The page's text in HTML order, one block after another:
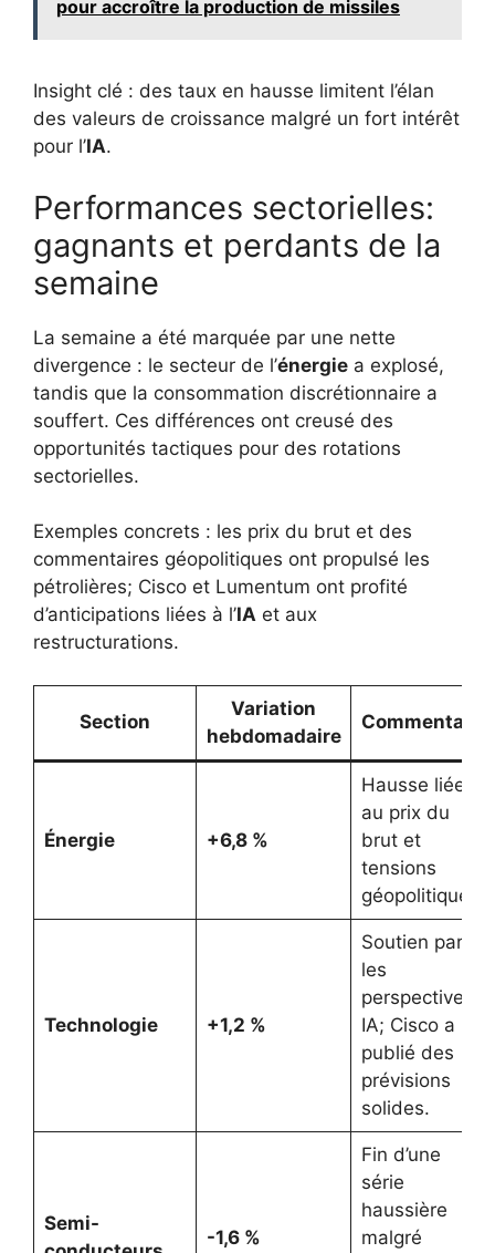
pour accroître la production de missiles
Insight clé : des taux en hausse limitent l’élan
des valeurs de croissance malgré un fort intérêt
pour l’IA.
Performances sectorielles:
gagnants et perdants de la
semaine
La semaine a été marquée par une nette
divergence : le secteur de l’énergie a explosé,
tandis que la consommation discrétionnaire a
souffert. Ces différences ont creusé des
opportunités tactiques pour des rotations
sectorielles.
Exemples concrets : les prix du brut et des
commentaires géopolitiques ont propulsé les
pétrolières; Cisco et Lumentum ont profité
d’anticipations liées à l’IA et aux
restructurations.
Section
Variation
hebdomadaire
Commentaire
Énergie +6,8 %
Hausse liée
au prix du
brut et
tensions
géopolitiques.
Technologie +1,2 %
Soutien par
les
perspectives
IA; Cisco a
publié des
prévisions
solides.
Semi-
-1,6 %
Fin d’une
série
haussière
malgré